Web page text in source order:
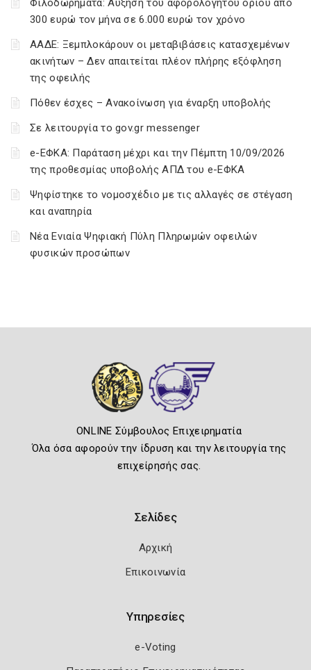
Φιλοδωρήματα: Αύξηση του αφορολόγητου ορίου από
300 ευρώ τον μήνα σε 6.000 ευρώ τον χρόνο
ΑΑΔΕ: Ξεμπλοκάρουν οι μεταβιβάσεις κατασχεμένων
ακινήτων – Δεν απαιτείται πλέον πλήρης εξόφληση
της οφειλής
Πόθεν έσχες – Ανακοίνωση για έναρξη υποβολής
Σε λειτουργία το gov.gr messenger
e-ΕΦΚΑ: Παράταση μέχρι και την Πέμπτη 10/09/2026
της προθεσμίας υποβολής ΑΠΔ του e-ΕΦΚΑ
Ψηφίστηκε το νομοσχέδιο με τις αλλαγές σε στέγαση
και αναπηρία
Νέα Ενιαία Ψηφιακή Πύλη Πληρωμών οφειλών
φυσικών προσώπων
ONLINE Σύμβουλος Επιχειρηματία
Όλα όσα αφορούν την ίδρυση και την λειτουργία της
επιχείρησής σας.
Σελίδες
Αρχική
Επικοινωνία
Υπηρεσίες
e-Voting